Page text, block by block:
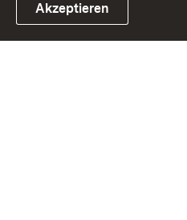
Link zum Landesportal
Akzeptieren